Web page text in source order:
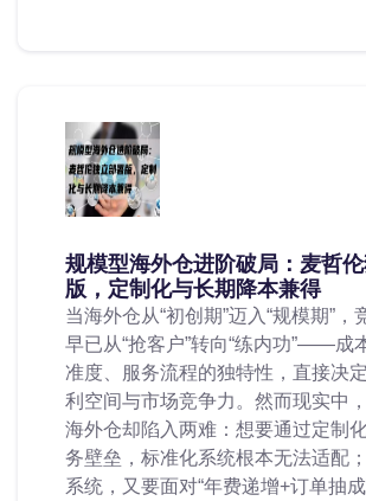
规模型海外仓进阶破局：麦哲
版，定制化与长期降本兼得
当海外仓从“初创期”迈入“规模期”，
早已从“抢客户”转向“练内功”——成
准度、服务流程的独特性，直接决
利空间与市场竞争力。然而现实中
海外仓却陷入两难：想要通过定制
务壁垒，标准化系统根本无法适配
系统，又要面对“年费递增+订单抽